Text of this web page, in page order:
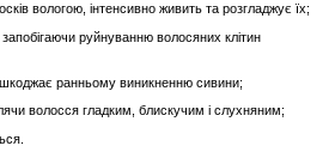
вологою, інтенсивно живить та розгладжує їх;
руйнуванню волосяних клітин
ранньому виникненню сивини;
волосся гладким, блискучим і слухняним;